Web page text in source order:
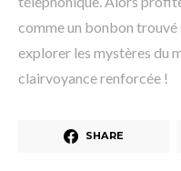
comme un bonbon trouvé
explorer les mystères du
clairvoyance renforcée !
SHARE